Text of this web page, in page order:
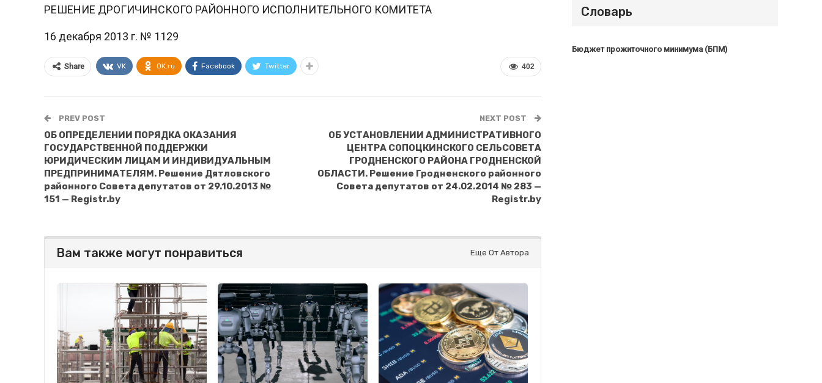
РЕШЕНИЕ ДРОГИЧИНСКОГО РАЙОННОГО ИСПОЛНИТЕЛЬНОГО КОМИТЕТА
16 декабря 2013 г. № 1129
402
Share VK OK.ru Facebook Twitter
PREV POST
ОБ ОПРЕДЕЛЕНИИ ПОРЯДКА ОКАЗАНИЯ
ГОСУДАРСТВЕННОЙ ПОДДЕРЖКИ
ЮРИДИЧЕСКИМ ЛИЦАМ И ИНДИВИДУАЛЬНЫМ
ПРЕДПРИНИМАТЕЛЯМ. Решение Дятловского
районного Совета депутатов от 29.10.2013 №
151 — Registr.by
NEXT POST
ОБ УСТАНОВЛЕНИИ АДМИНИСТРАТИВНОГО
ЦЕНТРА СОПОЦКИНСКОГО СЕЛЬСОВЕТА
ГРОДНЕНСКОГО РАЙОНА ГРОДНЕНСКОЙ
ОБЛАСТИ. Решение Гродненского районного
Совета депутатов от 24.02.2014 № 283 —
Registr.by
Вам также могут понравиться Еще От Автора
Словарь
Бюджет прожиточного минимума (БПМ)